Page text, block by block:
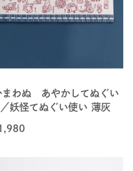
まわぬ あやかしてぬぐい
／妖怪てぬぐい使い 薄灰